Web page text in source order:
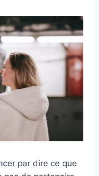
par dire ce que